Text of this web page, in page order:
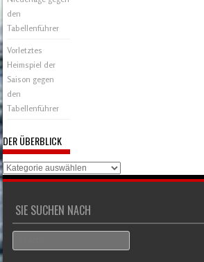
den
Tabellenführer
Vorletztes
Heimspiel der
Saison gegen
den
Tabellenführer
DER ÜBERBLICK
Der
Überblick
SIE SUCHEN NACH